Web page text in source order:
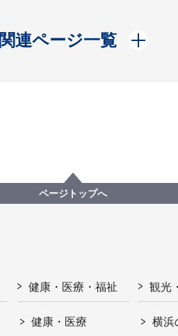
関連ページ一覧
開く
ページトップへ
健康・医療・福祉
健康・医療
観光
横浜